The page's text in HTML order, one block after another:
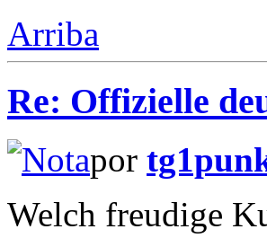
Arriba
Re: Offizielle
por
Welch freudige